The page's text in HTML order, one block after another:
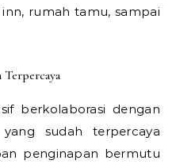
rumah tamu, sampai
berkolaborasi dengan
sudah terpercaya
penginapan bermutu